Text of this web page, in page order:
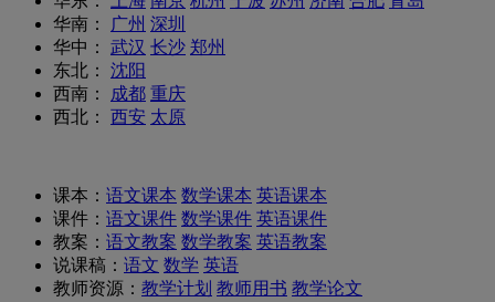
华南：
广州 深圳
华中：
武汉 长沙 郑州
东北：
沈阳
西南：
成都 重庆
西北：
西安 太原
课本： 语文课本 数学课本 英语课本
课件： 语文课件 数学课件 英语课件
教案： 语文教案 数学教案 英语教案
说课稿： 语文 数学 英语
教师资源： 教学计划 教师用书 教学论文